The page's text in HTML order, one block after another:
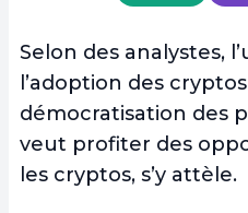
Selon des analystes,
l’adoption des
démocratisation des
veut profiter des
les cryptos, s’y attèle.